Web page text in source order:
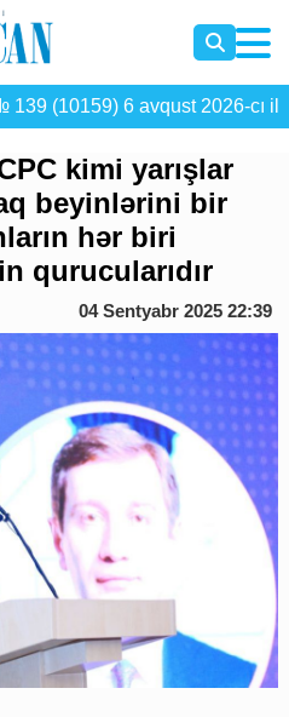
139 (10159) 6 avqust 2026-cı il
kimi yarışlar
beyinlərini bir
hər biri
qurucularıdır
04 Sentyabr 2025 22:39